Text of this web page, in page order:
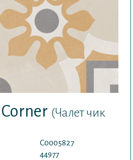
(Чалет чик
С0005827
44977